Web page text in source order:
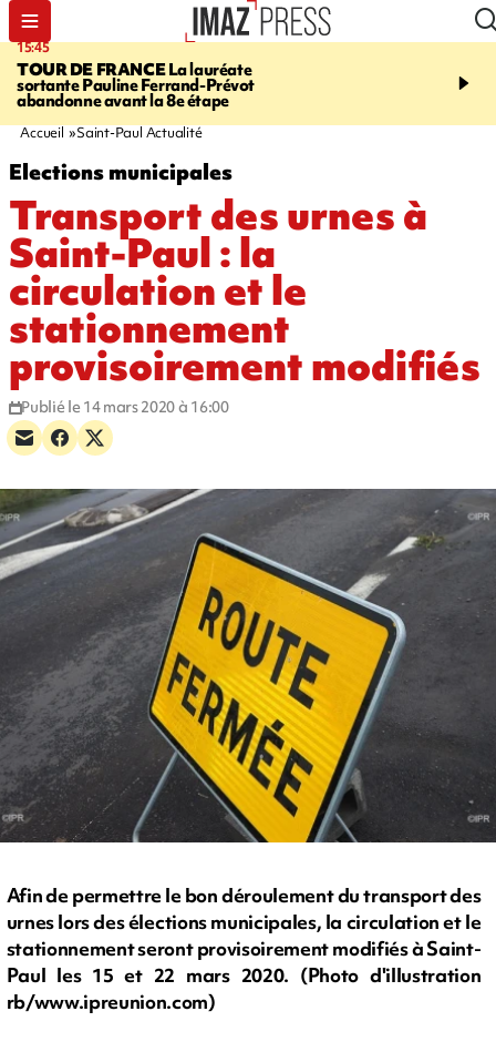
15:45
TOUR DE FRANCELa lauréate
sortante Pauline Ferrand-Prévot
abandonne avant la 8e étape
20:17
routière, concours de
Accueil Saint-Paul Actualité
Elections municipales
Transport des urnes à
Saint-Paul : la
circulation et le
stationnement
provisoirement modifiés
Publié le 14 mars 2020 à 16:00
Afin de permettre le bon déroulement du transport des
urnes lors des élections municipales, la circulation et le
stationnement seront provisoirement modifiés à Saint-
Paul les 15 et 22 mars 2020. (Photo d'illustration
rb/www.ipreunion.com)